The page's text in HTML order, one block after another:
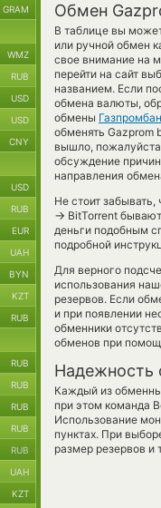
Обмен
В таблице вы
или ручной обмен
свое внимание на
перейти на сайт
названием. Если
обмена валюты,
обмены
обменять Gazprom
вышло,
обсуждение
направления
Не стоит
→ BitTorrent
деньги подобным
подробной
Для верного
использования
резервов. Если
и при появлении
обменники
обменов при
Надежность
Каждый из
при этом команда
Использование
пунктах. При
размер резервов и
GRAM
WMZ
RUB
USD
USD
CNY
USD
RUB
EUR
UAH
BYN
KZT
RUB
RUB
RUB
RUB
RUB
RUB
UAH
KZT